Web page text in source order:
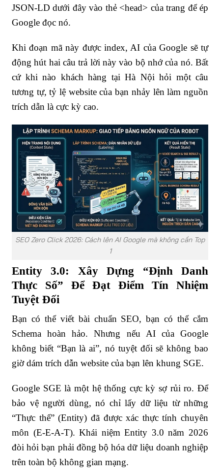
JSON-LD dưới đây vào thẻ <head> của trang để ép
Google đọc nó.
Khi đoạn mã này được index, AI của Google sẽ tự
động hút hai câu trả lời này vào bộ nhớ của nó. Bất
cứ khi nào khách hàng tại Hà Nội hỏi một câu
tương tự, tỷ lệ website của bạn nhảy lên làm nguồn
trích dẫn là cực kỳ cao.
SEO Zero Click 2026: Cách lên AI Google mà không cần Top
1
Entity 3.0: Xây Dựng “Định Danh
Thực Số” Để Đạt Điểm Tín Nhiệm
Tuyệt Đối
Bạn có thể viết bài chuẩn SEO, bạn có thể cắm
Schema hoàn hảo. Nhưng nếu AI của Google
không biết “Bạn là ai”, nó tuyệt đối sẽ không bao
giờ dám trích dẫn website của bạn lên khung SGE.
Google SGE là một hệ thống cực kỳ sợ rủi ro. Để
bảo vệ người dùng, nó chỉ lấy dữ liệu từ những
“Thực thể” (Entity) đã được xác thực tính chuyên
môn (E-E-A-T). Khái niệm Entity 3.0 năm 2026
đòi hỏi bạn phải đồng bộ hóa dữ liệu doanh nghiệp
trên toàn bộ không gian mạng.